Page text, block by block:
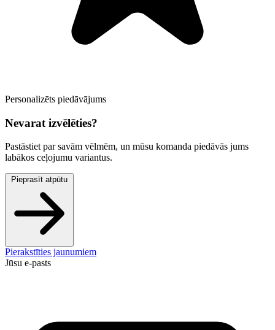
Personalizēts piedāvājums
Nevarat izvēlēties?
Pastāstiet par savām vēlmēm, un mūsu komanda piedāvās jums
labākos ceļojumu variantus.
Pieprasīt atpūtu
Pierakstīties jaunumiem
Jūsu e-pasts